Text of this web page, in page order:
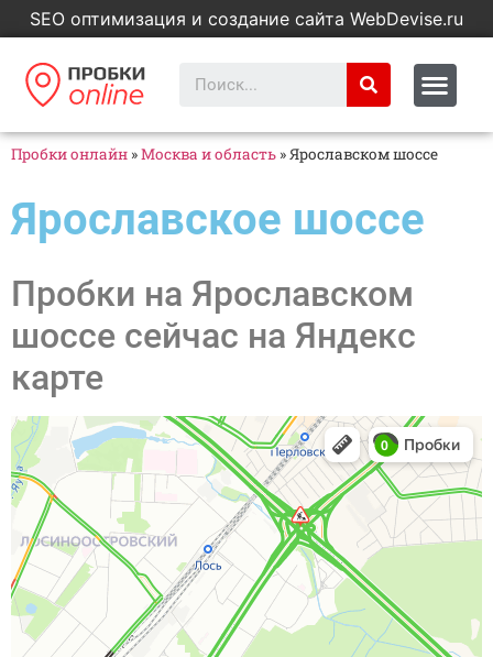
SEO оптимизация и создание сайта WebDevise.ru
Пробки онлайн »Москва и область »Ярославском шоссе
Ярославское шоссе
Пробки на Ярославском
шоссе сейчас на Яндекс
карте